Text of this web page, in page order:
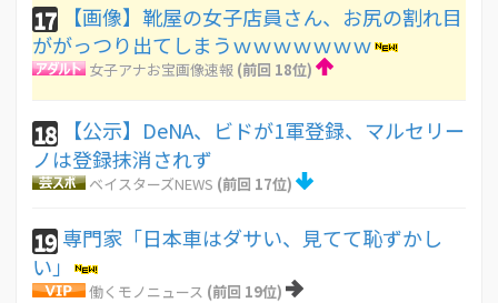
17
【画像】靴屋の女子店員さん、お尻の割れ目
ががっつり出てしまうｗｗｗｗｗｗｗ
女子アナお宝画像速報 (前回 18位)
18
【公示】DeNA、ビドが1軍登録、マルセリー
ノは登録抹消されず
ベイスターズNEWS (前回 17位)
19 専門家「日本車はダサい、見てて恥ずかし
い」
働くモノニュース (前回 19位)